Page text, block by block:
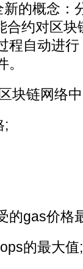
的概念：
合约对区
程自动进
块链网络
;
的gas价格
的最大值;